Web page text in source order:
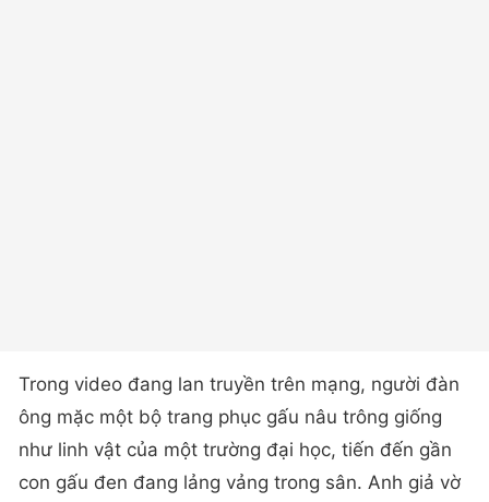
Trong video đang lan truyền trên mạng, người đàn
ông mặc một bộ trang phục gấu nâu trông giống
như linh vật của một trường đại học, tiến đến gần
con gấu đen đang lảng vảng trong sân. Anh giả vờ